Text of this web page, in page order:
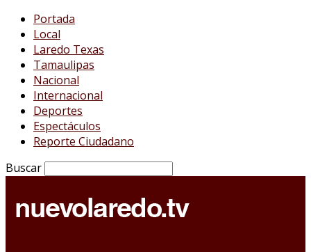
Portada
Local
Laredo Texas
Tamaulipas
Nacional
Internacional
Deportes
Espectáculos
Reporte Ciudadano
Buscar